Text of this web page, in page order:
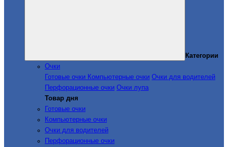
Категории
Очки
Готовые очки Компьютерные очки Очки для водителей
Перфорационные очки Очки лупа
Товар дня
Готовые очки
Компьютерные очки
Очки для водителей
Перфорационные очки